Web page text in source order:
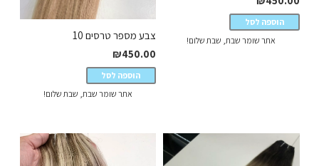
הוספה לסל
אתר שומר שבת, שבת שלום!
צבע מספר טרסים 10
₪450.00
הוספה לסל
אתר שומר שבת, שבת שלום!